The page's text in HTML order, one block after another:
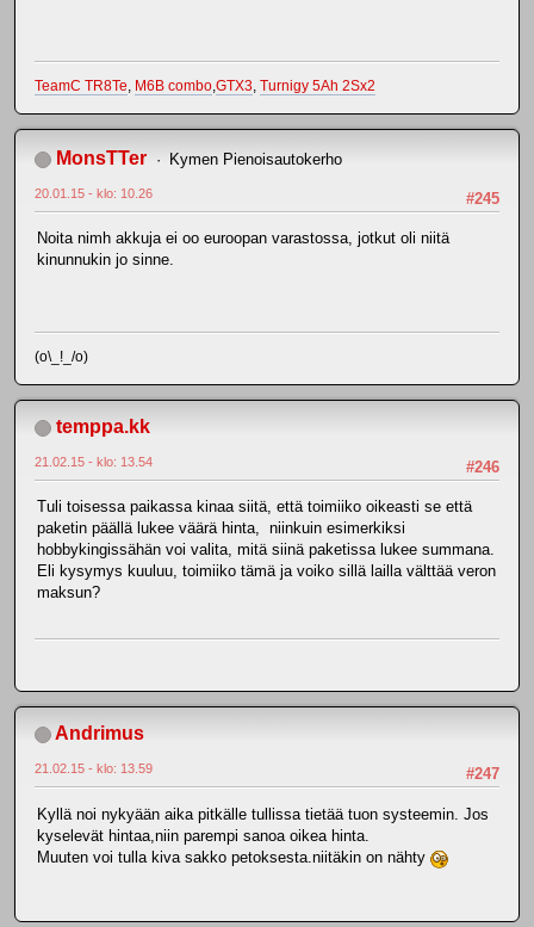
TeamC TR8Te, M6B combo,GTX3, Turnigy 5Ah 2Sx2
MonsTTer Kymen Pienoisautokerho
#245
20.01.15 - klo: 10.26
Noita nimh akkuja ei oo euroopan varastossa, jotkut oli niitä
kinunnukin jo sinne.
(o\_!_/o)
temppa.kk
#246
21.02.15 - klo: 13.54
Tuli toisessa paikassa kinaa siitä, että toimiiko oikeasti se että
paketin päällä lukee väärä hinta, niinkuin esimerkiksi
hobbykingissähän voi valita, mitä siinä paketissa lukee summana.
Eli kysymys kuuluu, toimiiko tämä ja voiko sillä lailla välttää veron
maksun?
Andrimus
#247
21.02.15 - klo: 13.59
Kyllä noi nykyään aika pitkälle tullissa tietää tuon systeemin. Jos
kyselevät hintaa,niin parempi sanoa oikea hinta.
Muuten voi tulla kiva sakko petoksesta.niitäkin on nähty